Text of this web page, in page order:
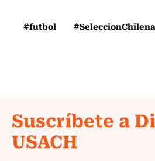
#futbol